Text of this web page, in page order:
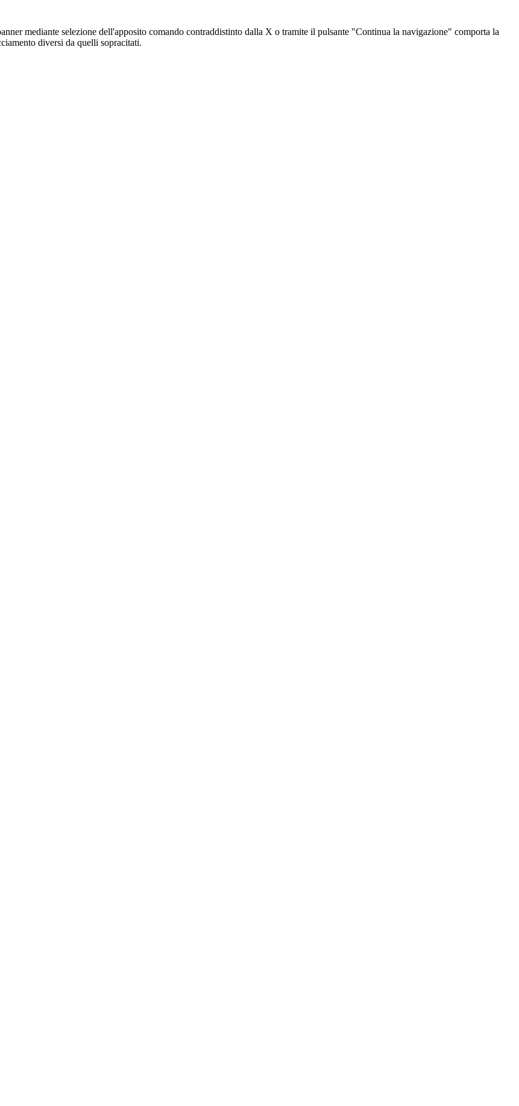
mediante selezione dell'apposito comando contraddistinto dalla X o tramite il pulsante "Continua la navigazione" comporta la
diversi da quelli sopracitati.